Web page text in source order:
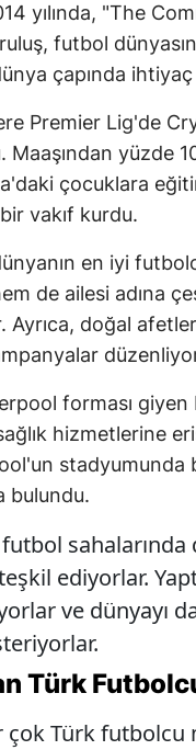
yılında, "The
futbol
çapında
Premier Lig'de
yüzde
çocuklara
vakıf kurdu.
en iyi
de ailesi adına
Ayrıca, doğal
forması giyen
hizmetlerine
bulundu.
ediyorlar.
ve dünyayı
Türk
Türk futbolcu